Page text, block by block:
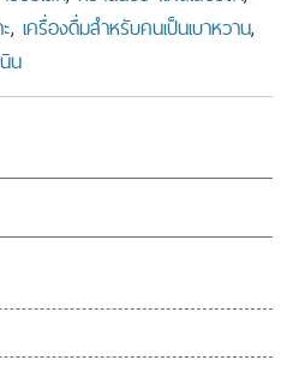
,เครื่องดื่มสำหรับคนเป็นเบาหวาน,
น